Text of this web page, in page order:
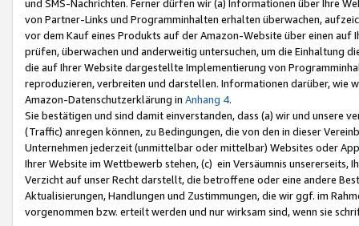
und SMS-Nachrichten. Ferner dürfen wir (a) Informationen über Ihre
von Partner-Links und Programminhalten erhalten überwachen,
vor dem Kauf eines Produkts auf der Amazon-Website über einen
prüfen, überwachen und anderweitig untersuchen, um die Einhaltung
die auf Ihrer Website dargestellte Implementierung von
reproduzieren, verbreiten und darstellen. Informationen darüber, wie
Amazon-Datenschutzerklärung in Anhang 4.
Sie bestätigen und sind damit einverstanden, dass (a) wir und
(Traffic) anregen können, zu Bedingungen, die von den in dieser
Unternehmen jederzeit (unmittelbar oder mittelbar) Websites oder
Ihrer Website im Wettbewerb stehen, (c) ein Versäumnis unsererseits,
Verzicht auf unser Recht darstellt, die betroffene oder eine andere
Aktualisierungen, Handlungen und Zustimmungen, die wir ggf. im
vorgenommen bzw. erteilt werden und nur wirksam sind, wenn sie